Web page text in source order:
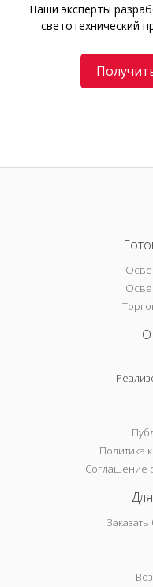
Наши эксперты
светотехнический
О
Политика
Соглашение